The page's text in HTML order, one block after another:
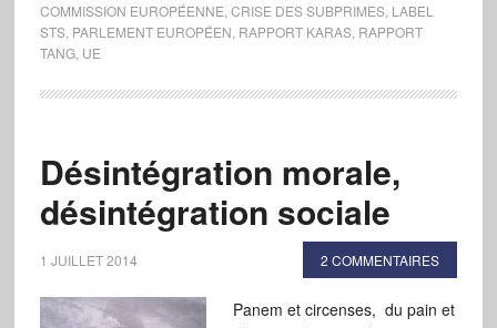
COMMISSION EUROPÉENNE CRISE DES SUBPRIMES, LABEL
STS, PARLEMENT EUROPÉEN RAPPORT KARAS, RAPPORT
TANG, UE
Désintégration morale,
désintégration sociale
1 JUILLET 2014 2 COMMENTAIRES
Panem et circenses, du pain et